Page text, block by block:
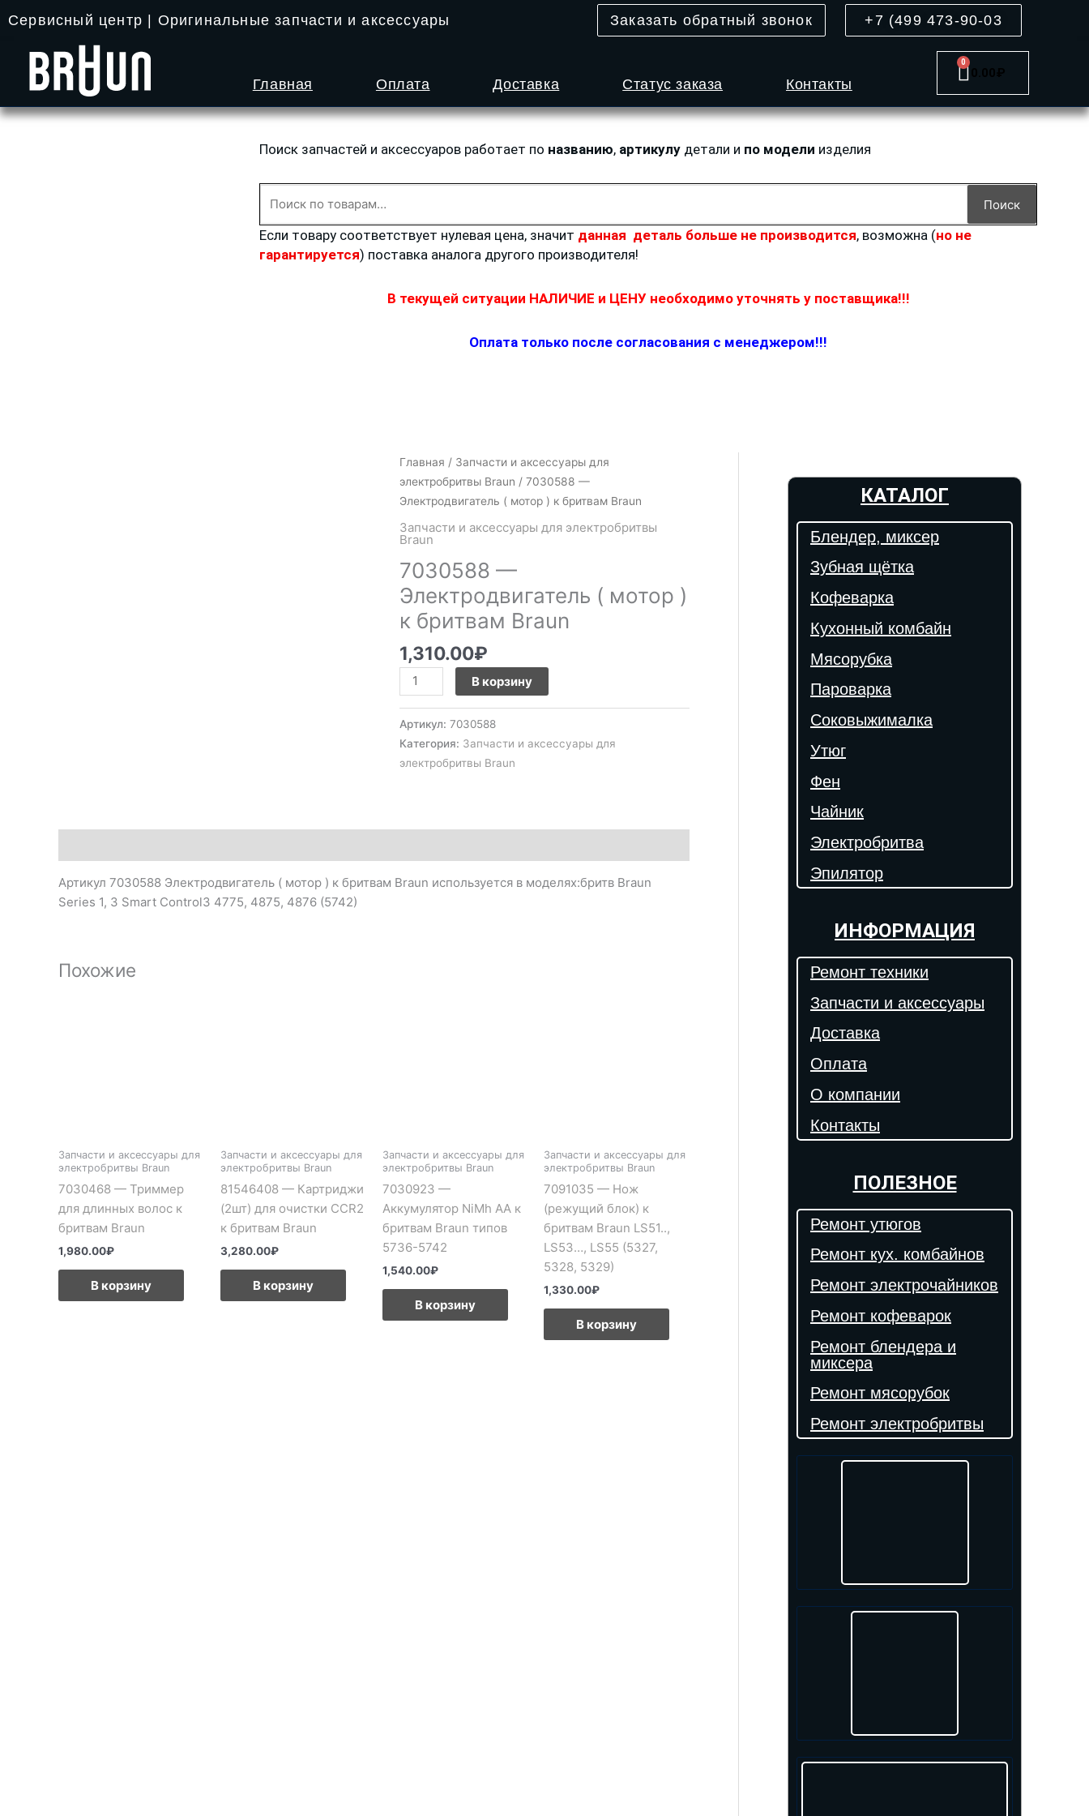
содержимому
Сервисный центр | Оригинальные запчасти и аксессуары Заказать обратный звонок +7 (499 473-90-03
Главная Оплата Доставка Статус заказа Контакты
0.00₽
0
Cart
Поиск запчастей и аксессуаров работает по названию, артикулу детали и по модели изделия
Поиск
Если товару соответствует нулевая цена, значит данная деталь больше не производится, возможна (но не
гарантируется) поставка аналога другого производителя!
В текущей ситуации НАЛИЧИЕ и ЦЕНУ необходимо уточнять у поставщика!!!
Оплата только после согласования с менеджером!!!
Главная / Запчасти и аксессуары для
электробритвы Braun / 7030588 —
Электродвигатель ( мотор ) к бритвам Braun
Запчасти и аксессуары для электробритвы
Braun
7030588 —
Электродвигатель ( мотор )
к бритвам Braun
1,310.00₽
Количество
товара
7030588
Электродвигатель
мотор
)
к
бритвам
Braun
В корзину
Артикул: 7030588
Категория: Запчасти и аксессуары для
электробритвы Braun
Артикул 7030588 Электродвигатель ( мотор ) к бритвам Braun используется в моделях:бритв Braun
Series 1, 3 Smart Control3 4775, 4875, 4876 (5742)
Похожие
Запчасти и аксессуары для
электробритвы Braun
7030468 — Триммер
для длинных волос к
бритвам Braun
1,980.00₽
В корзину
Запчасти и аксессуары для
электробритвы Braun
81546408 — Картриджи
(2шт) для очистки CCR2
к бритвам Braun
3,280.00₽
В корзину
Запчасти и аксессуары для
электробритвы Braun
7030923 —
Аккумулятор NiMh AA к
бритвам Braun типов
5736-5742
1,540.00₽
В корзину
Запчасти и аксессуары для
электробритвы Braun
7091035 — Нож
(режущий блок) к
бритвам Braun LS51..,
LS53…, LS55 (5327,
5328, 5329)
1,330.00₽
В корзину
КАТАЛОГ
Блендер, миксер
Зубная щётка
Кофеварка
Кухонный комбайн
Мясорубка
Пароварка
Соковыжималка
Утюг
Фен
Чайник
Электробритва
Эпилятор
ИНФОРМАЦИЯ
Ремонт техники
Запчасти и аксессуары
Доставка
Оплата
О компании
Контакты
ПОЛЕЗНОЕ
Ремонт утюгов
Ремонт кух. комбайнов
Ремонт электрочайников
Ремонт кофеварок
Ремонт блендера и
миксера
Ремонт мясорубок
Ремонт электробритвы